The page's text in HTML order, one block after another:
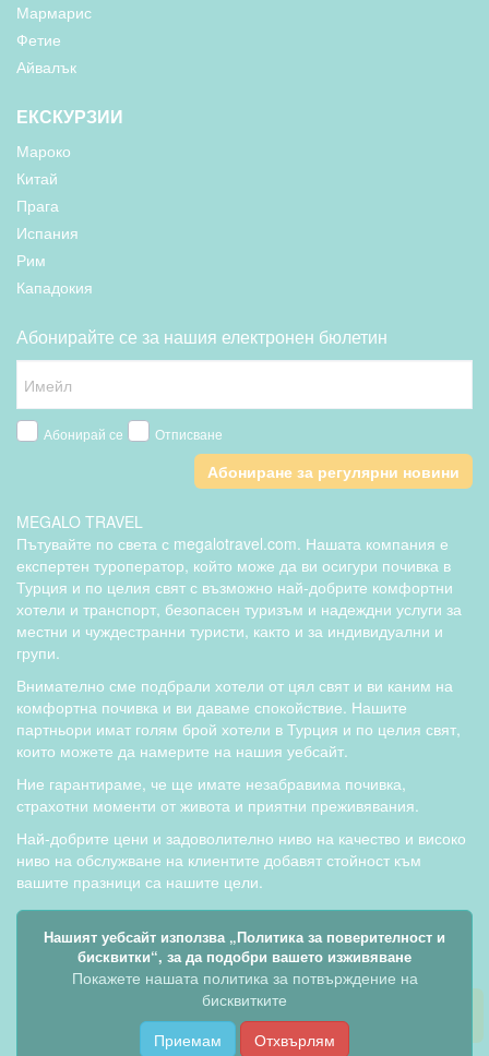
Мармарис
Фетие
Айвалък
ЕКСКУРЗИИ
Мароко
Китай
Прага
Испания
Рим
Кападокия
Абонирайте се за нашия електронен бюлетин
Абонирай се Отписване
Абониране за регулярни новини
MEGALO TRAVEL
Пътувайте по света с megalotravel.com. Нашата компания е
експертен туроператор, който може да ви осигури почивка в
Турция и по целия свят с възможно най-добрите комфортни
хотели и транспорт, безопасен туризъм и надеждни услуги за
местни и чуждестранни туристи, както и за индивидуални и
групи.
Внимателно сме подбрали хотели от цял свят и ви каним на
комфортна почивка и ви даваме спокойствие. Нашите
партньори имат голям брой хотели в Турция и по целия свят,
които можете да намерите на нашия уебсайт.
Ние гарантираме, че ще имате незабравима почивка,
страхотни моменти от живота и приятни преживявания.
Най-добрите цени и задоволително ниво на качество и високо
ниво на обслужване на клиентите добавят стойност към
вашите празници са нашите цели.
Всички посочени цени се изчисляват по курс на БНБ 1
евро = 1,95583 лева
+35924374025
Нашият уебсайт използва „Политика за поверителност и
бисквитки“, за да подобри вашето изживяване
Покажете нашата политика за потвърждение на
бисквитките
Приемам
Отхвърлям